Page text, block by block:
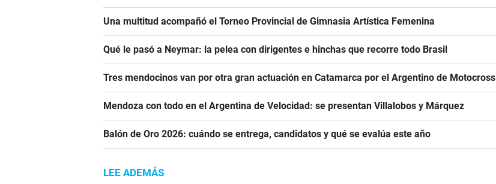
Una multitud acompañó el Torneo Provincial de Gimnasia Artística Femenina
Qué le pasó a Neymar: la pelea con dirigentes e hinchas que recorre todo Brasil
Tres mendocinos van por otra gran actuación en Catamarca por el Argentino de Motocross
Mendoza con todo en el Argentina de Velocidad: se presentan Villalobos y Márquez
Balón de Oro 2026: cuándo se entrega, candidatos y qué se evalúa este año
LEE ADEMÁS